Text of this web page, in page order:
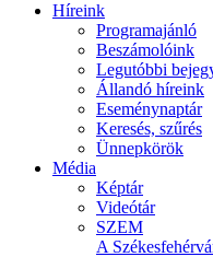
Híreink
Programajánló
Beszámolóink
Legutóbbi
Állandó híreink
Eseménynaptár
Keresés, szűrés
Ünnepkörök
Média
Képtár
Videótár
SZEM
A